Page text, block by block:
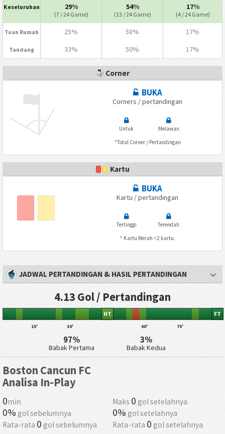
Keseluruhan 29%
(7 / 24 Game)
54%
(13 / 24 Game)
17%
(4 / 24 Game)
Tuan Rumah 25% 58% 17%
Tandang 33% 50% 17%
Corner
BUKA
Corners / pertandingan
Untuk
Melawan
*Total Corner / Pertandingan
Kartu
BUKA
Kartu / pertandingan
Tertinggi
Terendah
* Kartu Merah =2 kartu.
JADWAL PERTANDINGAN & HASIL PERTANDINGAN
4.13 Gol / Pertandingan
15' 30'
HT
60' 75'
FT
97%
Babak Pertama
3%
Babak Kedua
Boston Cancun FC
Analisa In-Play
0min Maks 0 gol setelahnya
0% gol sebelumnya 0% gol setelahnya
Rata-rata 0 gol sebelumnya Rata-rata 0 gol setelahnya